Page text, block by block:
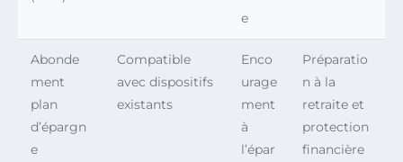
e
Abonde
ment
plan
d’épargn
e
Compatible
avec dispositifs
existants
Enco
urage
ment
à
l’épar
Préparatio
n à la
retraite et
protection
financière